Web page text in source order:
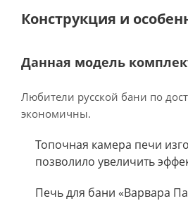
Конструкция и
Данная модель
Любители русской бани по
экономичны.
Топочная камера печи
позволило увеличить
Печь для бани «Варвара